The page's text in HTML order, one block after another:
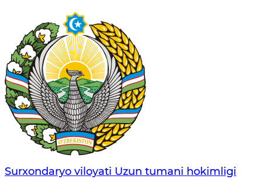
Surxondaryo viloyati Uzun tumani hokimligi